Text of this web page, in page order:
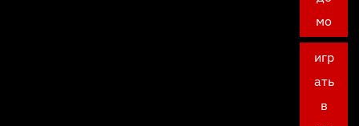
мо
игр
ать
в